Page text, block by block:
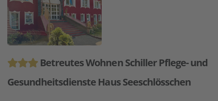
Betreutes Wohnen Schiller Pflege- und
Gesundheitsdienste Haus Seeschlösschen